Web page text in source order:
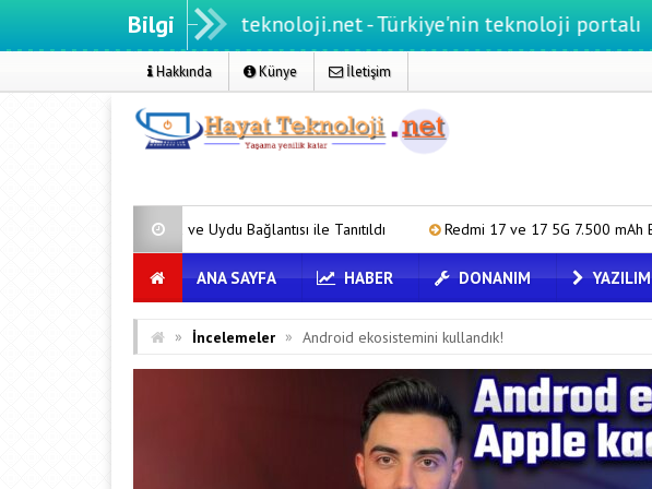
Bilgi
Hayatteknoloji.net - Türkiye'nin teknoloji portalı
Hakkında Künye İletişim
ve Uydu Bağlantısı ile Tanıtıldı Redmi 17 ve 17 5G 7.500 mAh Batarya ile Tanıtıldı
ANA SAYFA HABER DONANIM YAZILIM
» İncelemeler » Android ekosistemini kullandık!